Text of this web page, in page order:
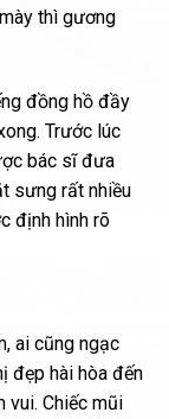
thì gương
đồng hồ đầy
Trước lúc
bác sĩ đưa
sưng rất nhiều
định hình rõ
ai cũng ngạc
đẹp hài hòa đến
vui. Chiếc mũi